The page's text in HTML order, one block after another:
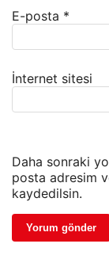
E-posta *
İnternet sitesi
Daha sonraki
posta adresim
kaydedilsin.